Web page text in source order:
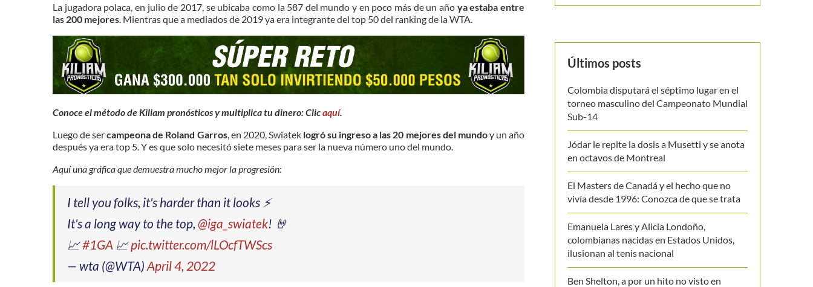
La jugadora polaca, en julio de 2017, se ubicaba como la 587 del mundo y en poco más de un año ya estaba entre
las 200 mejores . Mientras que a mediados de 2019 ya era integrante del top 50 del ranking de la WTA.
Conoce el método de Kiliam pronósticos y multiplica tu dinero: Clicaquí.
Luego de sercampeona de Roland Garros, en 2020, Swiatek logró su ingreso a las 20 mejores del mundoy un año
después ya era top 5. Y es que solo necesitó siete meses para ser la nueva número uno del mundo.
Aquí una gráfica que demuestra mucho mejor la progresión:
I tell you folks, it's harder than it looks ⚡️
It's a long way to the top, @iga_swiatek! 🤘
📈#1GA 📈pic.twitter.com/lLOcfTWScs
— wta (@WTA) April 4, 2022
Últimos posts
Colombia disputará el séptimo lugar en el
torneo masculino del Campeonato Mundial
Sub-14
Jódar le repite la dosis a Musetti y se anota
en octavos de Montreal
El Masters de Canadá y el hecho que no
vivía desde 1996: Conozca de que se trata
Emanuela Lares y Alicia Londoño,
colombianas nacidas en Estados Unidos,
ilusionan al tenis nacional
Ben Shelton, a por un hito no visto en